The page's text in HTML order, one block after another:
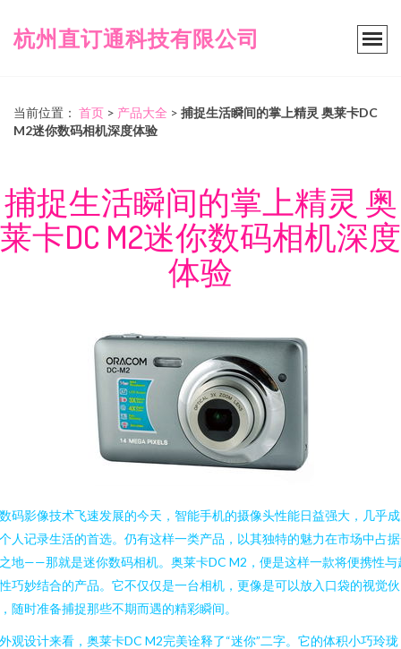
杭州直订通科技有限公司
当前位置： 首页 > 产品大全 > 捕捉生活瞬间的掌上精灵 奥莱卡DC
M2迷你数码相机深度体验
捕捉生活瞬间的掌上精灵 奥
莱卡DC M2迷你数码相机深度
体验
码影像技术飞速发展的今天，智能手机的摄像头性能日益强大，几乎
人记录生活的首选。仍有这样一类产品，以其独特的魅力在市场中占
地——那就是迷你数码相机。奥莱卡DC M2，便是这样一款将便携性与
巧妙结合的产品。它不仅仅是一台相机，更像是可以放入口袋的视觉伙
随时准备捕捉那些不期而遇的精彩瞬间。
观设计来看，奥莱卡DC M2完美诠释了“迷你”二字。它的体积小巧玲珑